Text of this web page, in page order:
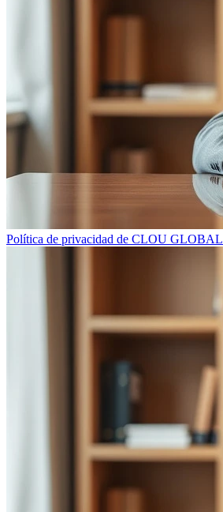
Política de privacidad de CLOU GLOBAL